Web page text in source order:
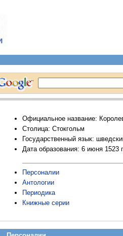
Официальное название:
Столица: Стокгольм
Государственный язык:
Дата образования: 6 июня 1523
Персоналии
Антологии
Периодика
Книжные серии